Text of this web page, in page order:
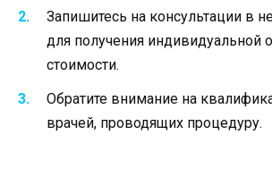
Запишитесь на консультации в
для получения индивидуальной
стоимости.
Обратите внимание на
врачей, проводящих процедуру.